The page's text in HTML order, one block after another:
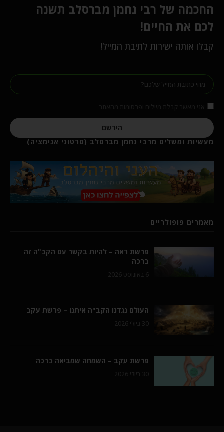
החכמה של רבי נחמן מברסלב תשנה
לכם את החיים!
קבלו אותה ישירות לתיבת המייל!
הירשם
מעשיות ומשלים מרבי נחמן מברסלב (סרטוני אנימציה)
מאמרים פופולריים
פרשת ראה – להיות בקשר עם הקב"ה זה
ברכה
6 באוגוסט 2026
העולם נגדנו הקב"ה איתנו – פרשת עקב
30 ביולי 2026
פרשת עקב – השמחה שמביאה ברכה
30 ביולי 2026